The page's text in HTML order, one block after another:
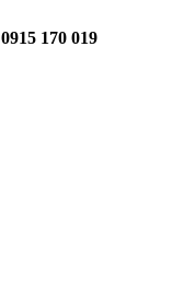
0915 170 019